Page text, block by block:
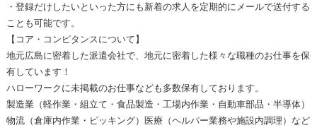
・登録だけしたいといった方にも新着の求人を定期的にメールで送付する
ことも可能です。
【コア・コンピタンスについて】
地元広島に密着した派遣会社で、地元に密着した様々な職種のお仕事を保
有しています！
ハローワークに未掲載のお仕事なども多数保有しております。
製造業（軽作業・組立て・食品製造・工場内作業・自動車部品・半導体）
物流（倉庫内作業・ピッキング）医療（ヘルパー業務や施設内調理）など